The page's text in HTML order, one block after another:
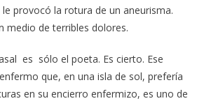
provocó la rotura de un aneurisma.
medio de terribles dolores.
es sólo el poeta. Es cierto. Ese
que, en una isla de sol, prefería
en su encierro enfermizo, es uno de